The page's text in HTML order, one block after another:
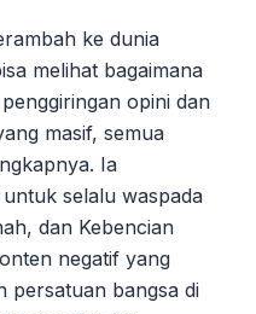
ke dunia
melihat bagaimana
opini dan
masif, semua
Ia
selalu waspada
dan Kebencian
negatif yang
persatuan bangsa di